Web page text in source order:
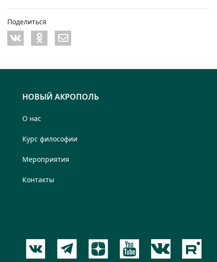
Поделиться
НОВЫЙ АКРОПОЛЬ
О нас
Курс философии
Мероприятия
Контакты